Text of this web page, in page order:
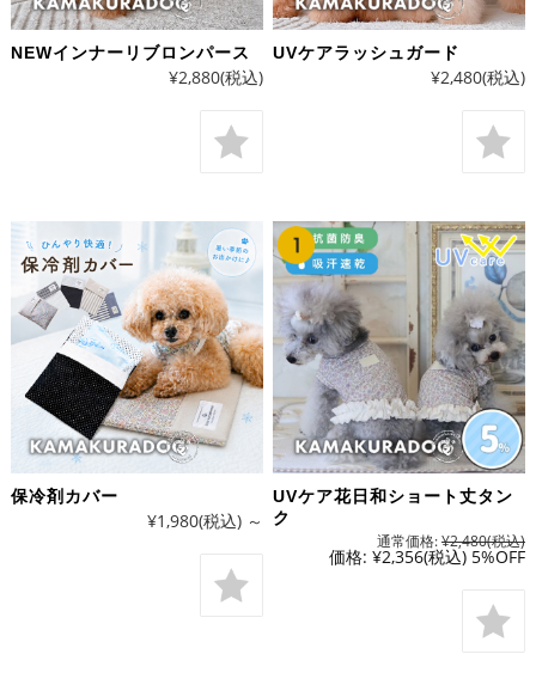
NEWインナーリブロンパース
¥2,880(税込)
UVケアラッシュガード
¥2,480(税込)
保冷剤カバー
¥1,980(税込) ～
UVケア花日和ショート丈タン
ク
通常価格:¥2,480(税込)
価格: ¥2,356(税込) 5%OFF